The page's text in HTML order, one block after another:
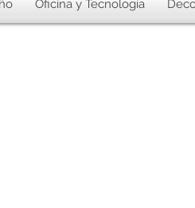
Oficina y Tecnología